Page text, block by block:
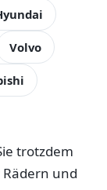
Volvo
trotzdem
und